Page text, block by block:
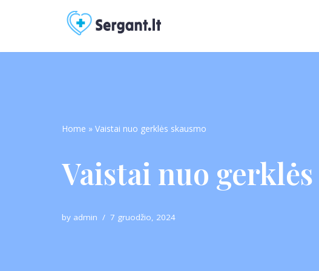
Home » Vaistai nuo gerklės skausmo
Vaistai nuo
by admin 7 gruodžio, 2024